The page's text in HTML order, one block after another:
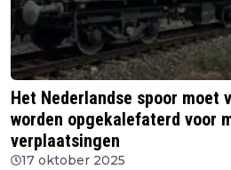
Het Nederlandse spoor moet
worden opgekalefaterd voor
verplaatsingen
17 oktober 2025